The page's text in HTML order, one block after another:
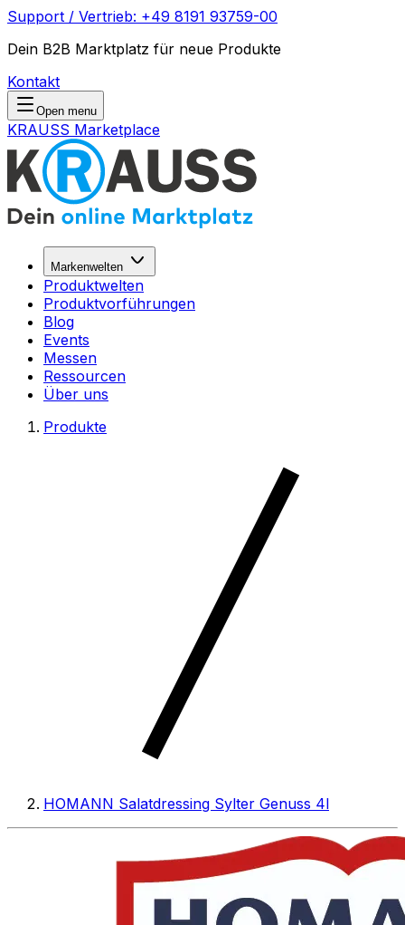
Support / Vertrieb: +49 8191 93759-00
Dein B2B Marktplatz für neue Produkte
Kontakt
Open menu
KRAUSS Marketplace
Markenwelten
Produktwelten
Produktvorführungen
Blog
Events
Messen
Ressourcen
Über uns
Produkte
HOMANN Salatdressing Sylter Genuss 4l